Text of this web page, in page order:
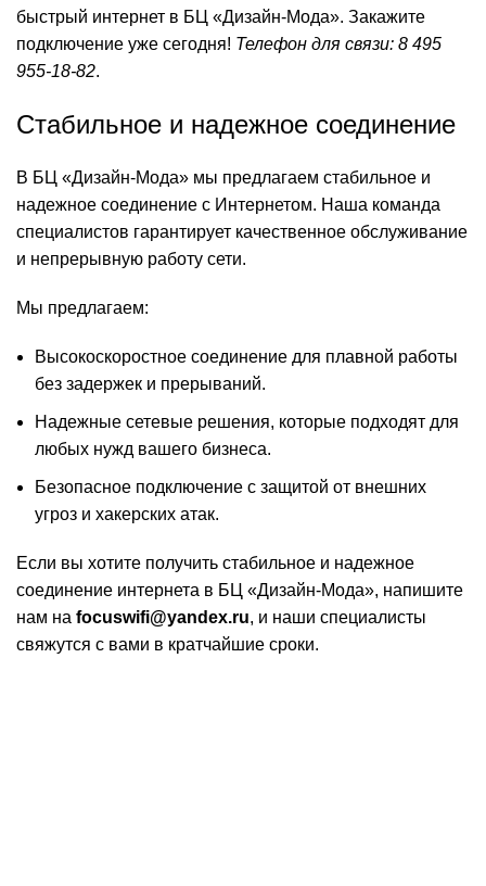
быстрый интернет в БЦ «Дизайн-Мода». Закажите
подключение уже сегодня! Телефон для связи: 8 495
955-18-82.
Стабильное и надежное соединение
В БЦ «Дизайн-Мода» мы предлагаем стабильное и
надежное соединение с Интернетом. Наша команда
специалистов гарантирует качественное обслуживание
и непрерывную работу сети.
Мы предлагаем:
Высокоскоростное соединение для плавной работы
без задержек и прерываний.
Надежные сетевые решения, которые подходят для
любых нужд вашего бизнеса.
Безопасное подключение с защитой от внешних
угроз и хакерских атак.
Если вы хотите получить стабильное и надежное
соединение интернета в БЦ «Дизайн-Мода», напишите
нам на focuswifi@yandex.ru, и наши специалисты
свяжутся с вами в кратчайшие сроки.